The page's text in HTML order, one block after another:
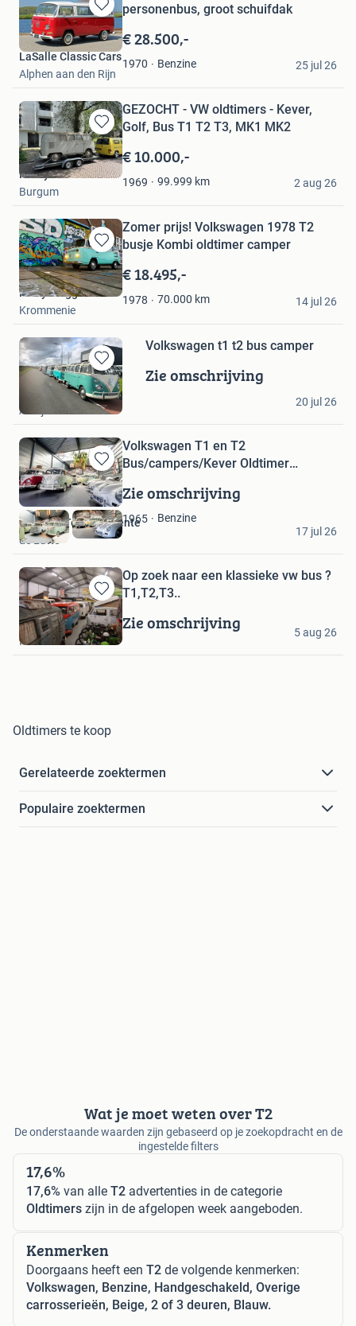
Bewaren
in
Mijn
Favorieten
personenbus, groot schuifdak
€ 28.500,-
1970 Benzine
LaSalle Classic Cars
Alphen aan den Rijn
25 jul 26
Bewaren
in
Mijn
Favorieten
GEZOCHT - VW oldtimers - Kever,
Golf, Bus T1 T2 T3, MK1 MK2
€ 10.000,-
1969 99.999 km
Funky
Burgum
2 aug 26
Bewaren
in
Mijn
Favorieten
Zomer prijs! Volkswagen 1978 T2
busje Kombi oldtimer camper
€ 18.495,-
1978 70.000 km
Harry Weggemans
Krommenie
14 jul 26
Bewaren
in
Mijn
Favorieten
Volkswagen t1 t2 bus camper
Zie omschrijving
marco
Andijk
20 jul 26
Bewaren
in
Mijn
Favorieten
Volkswagen T1 en T2
Bus/campers/Kever Oldtimer
Zie omschrijving
1965 Benzine
Klassiek Toeren Twente
de Lutte
17 jul 26
Bewaren
in
Mijn
Favorieten
Op zoek naar een klassieke vw bus ?
T1,T2,T3..
Zie omschrijving
thecoolvw
Kloosterzande
5 aug 26
Oldtimers te koop
Gerelateerde zoektermen
Populaire zoektermen
Wat je moet weten over T2
De onderstaande waarden zijn gebaseerd op je zoekopdracht en de
ingestelde filters
17,6%
17,6% van alle T2 advertenties in de categorie
Oldtimers zijn in de afgelopen week aangeboden.
Kenmerken
Doorgaans heeft een T2 de volgende kenmerken:
Volkswagen, Benzine, Handgeschakeld, Overige
carrosserieën, Beige, 2 of 3 deuren, Blauw.